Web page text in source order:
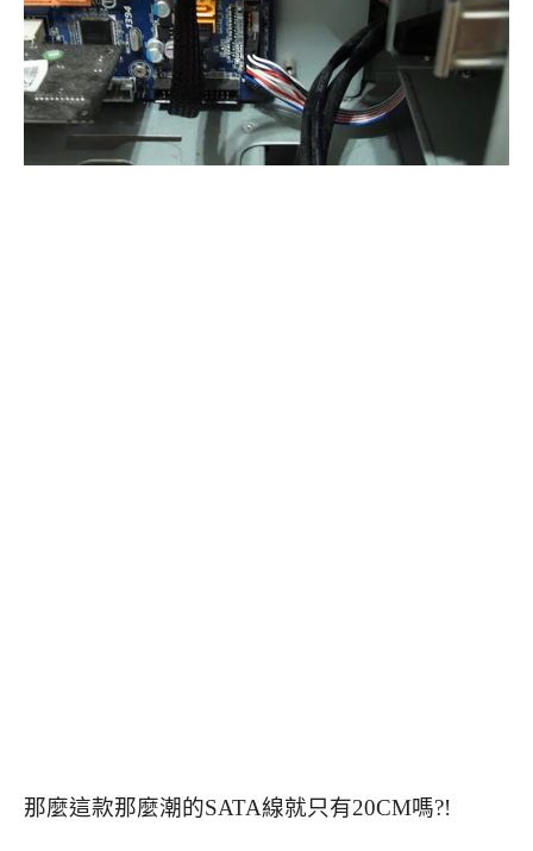
那麼這款那麼潮的SATA線就只有20CM嗎?!